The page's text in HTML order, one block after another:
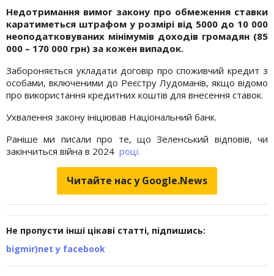
Недотримання вимог закону про обмеження ставки
каратиметься штрафом у розмірі від 5000 до 10 000
неоподатковуваних мінімумів доходів громадян (85
000 – 170 000 грн) за кожен випадок.
Забороняється укладати договір про споживчий кредит з
особами, включеними до Реєстру Лудоманів, якщо відомо
про використання кредитних коштів для внесення ставок.
Ухвалення закону ініціював Національний банк.
Раніше ми писали про те, що Зеленський відповів, чи
закінчиться війна в 2024 році.
Читайте нас у Google.News
Не пропусти інші цікаві статті, підпишись:
bigmir)net у facebook